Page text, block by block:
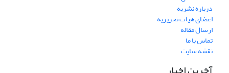
درباره نشریه
اعضای هیات تحریریه
ارسال مقاله
تماس با ما
نقشه سایت